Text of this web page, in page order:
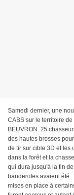
Samedi dernier, une
CABS sur le territoire
BEUVRON. 25
des hautes brosses
de tir sur cible 3D et les
dans la forêt et la
qui dura jusqu'à la fin
banderoles avaient été
mises en place à